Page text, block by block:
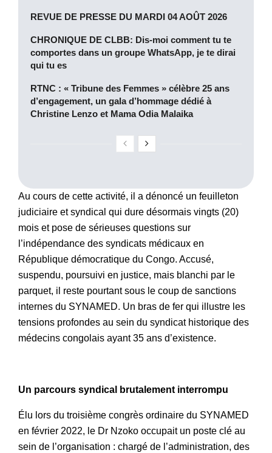
REVUE DE PRESSE DU MARDI 04 AOÛT 2026
CHRONIQUE DE CLBB: Dis-moi comment tu te
comportes dans un groupe WhatsApp, je te dirai
qui tu es
RTNC : « Tribune des Femmes » célèbre 25 ans
d’engagement, un gala d’hommage dédié à
Christine Lenzo et Mama Odia Malaika
Au cours de cette activité, il a dénoncé un feuilleton
judiciaire et syndical qui dure désormais vingts (20)
mois et pose de sérieuses questions sur
l’indépendance des syndicats médicaux en
République démocratique du Congo. Accusé,
suspendu, poursuivi en justice, mais blanchi par le
parquet, il reste pourtant sous le coup de sanctions
internes du SYNAMED. Un bras de fer qui illustre les
tensions profondes au sein du syndicat historique des
médecins congolais ayant 35 ans d’existence.
Un parcours syndical brutalement interrompu
Élu lors du troisième congrès ordinaire du SYNAMED
en février 2022, le Dr Nzoko occupait un poste clé au
sein de l’organisation : chargé de l’administration, des